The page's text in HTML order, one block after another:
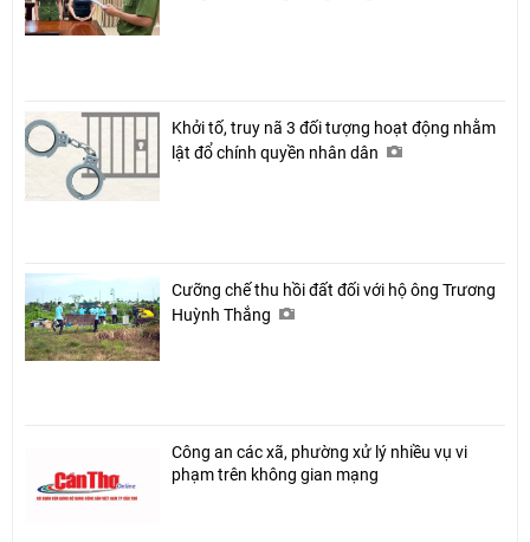
Khởi tố, truy nã 3 đối tượng hoạt động nhằm
lật đổ chính quyền nhân dân
Cưỡng chế thu hồi đất đối với hộ ông Trương
Huỳnh Thắng
Công an các xã, phường xử lý nhiều vụ vi
phạm trên không gian mạng